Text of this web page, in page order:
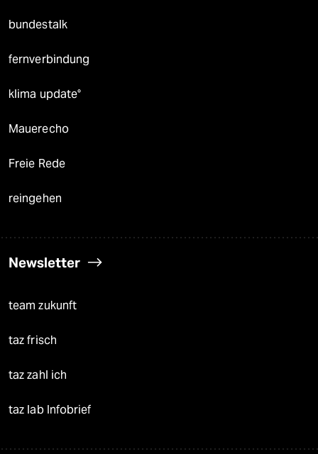
bundestalk
fernverbindung
klima update°
Mauerecho
Freie Rede
reingehen
Newsletter
team zukunft
taz frisch
taz zahl ich
taz lab Infobrief